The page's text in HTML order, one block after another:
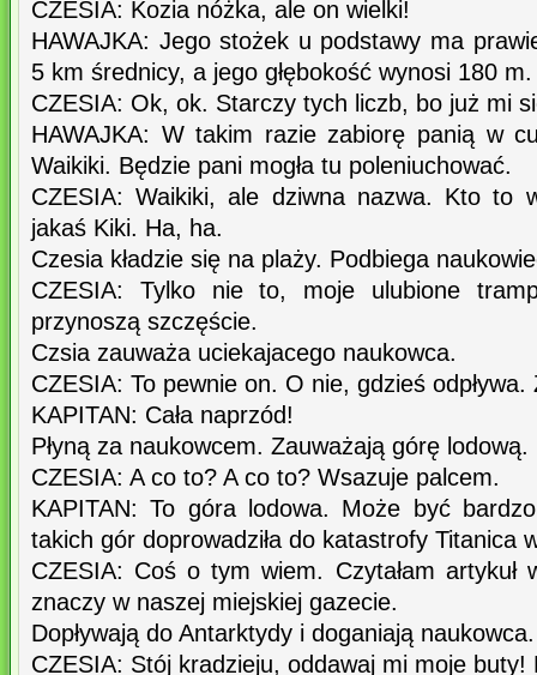
CZESIA: Kozia nóżka, ale on wielki!
HAWAJKA: Jego stożek u podstawy ma
5 km średnicy, a jego głębokość wynosi 180 m.
CZESIA: Ok, ok. Starczy tych liczb, bo już mi
HAWAJKA: W takim razie zabiorę panią w
Waikiki. Będzie pani mogła tu poleniuchować.
CZESIA: Waikiki, ale dziwna nazwa. Kto to
jakaś Kiki. Ha, ha.
Czesia kładzie się na plaży. Podbiega
CZESIA: Tylko nie to, moje ulubione
przynoszą szczęście.
Czsia zauważa uciekajacego naukowca.
CZESIA: To pewnie on. O nie, gdzieś odpływa.
KAPITAN: Cała naprzód!
Płyną za naukowcem. Zauważają górę lodową.
CZESIA: A co to? A co to? Wsazuje palcem.
KAPITAN: To góra lodowa. Może być
takich gór doprowadziła do katastrofy Titanica
CZESIA: Coś o tym wiem. Czytałam artykuł
znaczy w naszej miejskiej gazecie.
Dopływają do Antarktydy i doganiają naukowca.
CZESIA: Stój kradzieju, oddawaj mi moje buty!